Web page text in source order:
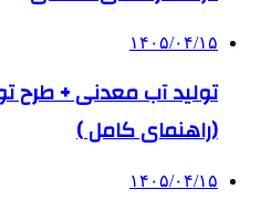
۱۴۰۵/۰۴/۱۵
تولید آب معدنی + طرح
(راهنمای کامل )
۱۴۰۵/۰۴/۱۵